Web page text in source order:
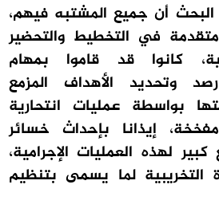
أن جميع المشتبه فيهم،
في التخطيط والتحضير
كانوا قد قاموا بمهام
وتحديد الأهداف المزمع
بواسطة عمليات انتحارية
إيذانا بإحداث خسائر
لهذه العمليات الإجرامية،
التخريبية لما يسمى بتنظيم